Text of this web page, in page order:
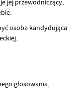
jej przewodniczący,
osoba kandydująca
głosowania,